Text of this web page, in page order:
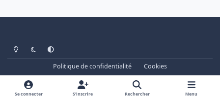
Light ModeDark ModeSystem Preference
Politique de confidentialité
Cookies
www.cheminots.net - Forum Libre depuis 2003
Powered by
Invision Community
Se connecter S’inscrire Rechercher Menu